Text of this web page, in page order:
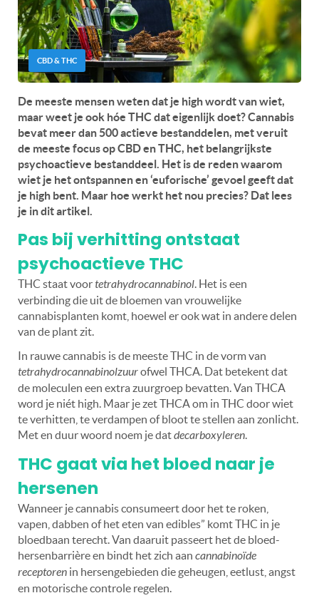
CBD & THC
De meeste mensen weten dat je high wordt van wiet,
maar weet je ook hóe THC dat eigenlijk doet? Cannabis
bevat meer dan 500 actieve bestanddelen, met veruit
de meeste focus op CBD en THC, het belangrijkste
psychoactieve bestanddeel. Het is de reden waarom
wiet je het ontspannen en ‘euforische’ gevoel geeft dat
je high bent. Maar hoe werkt het nou precies? Dat lees
je in dit artikel.
Pas bij verhitting ontstaat
psychoactieve THC
THC staat voortetrahydrocannabinol. Het is een
verbinding die uit de bloemen van vrouwelijke
cannabisplanten komt, hoewel er ook wat in andere delen
van de plant zit.
In rauwe cannabis is de meeste THC in de vorm van
tetrahydrocannabinolzuurofwel THCA. Dat betekent dat
de moleculen een extra zuurgroep bevatten. Van THCA
word je niét high. Maar je zet THCA om in THC door wiet
te verhitten, te verdampen of bloot te stellen aan zonlicht.
Met en duur woord noem je datdecarboxyleren.
THC gaat via het bloed naar je
hersenen
Wanneer je cannabis consumeert door het te roken,
vapen, dabben of het eten van edibles” komt THC in je
bloedbaan terecht. Van daaruit passeert het de bloed-
hersenbarrière en bindt het zich aan cannabinoïde
receptoren in hersengebieden die geheugen, eetlust, angst
en motorische controle regelen.